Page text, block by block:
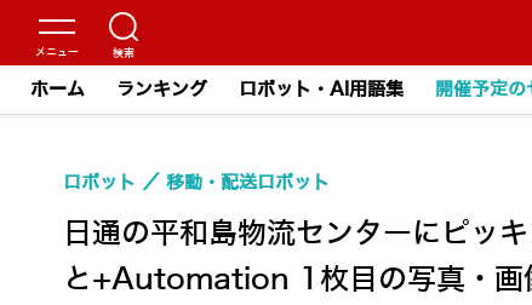
ホーム ランキング ロボット・AI用語集 開催予定の
日通の平和島物流センターにピ
と+Automation 1枚目の写真・画
ロボット 移動・配送ロボット